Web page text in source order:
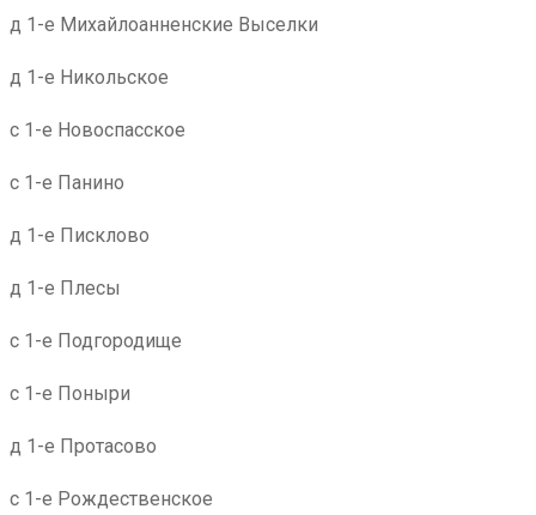
д 1-е Михайлоанненские Выселки
д 1-е Никольское
с 1-е Новоспасское
с 1-е Панино
д 1-е Писклово
д 1-е Плесы
с 1-е Подгородище
с 1-е Поныри
д 1-е Протасово
с 1-е Рождественское